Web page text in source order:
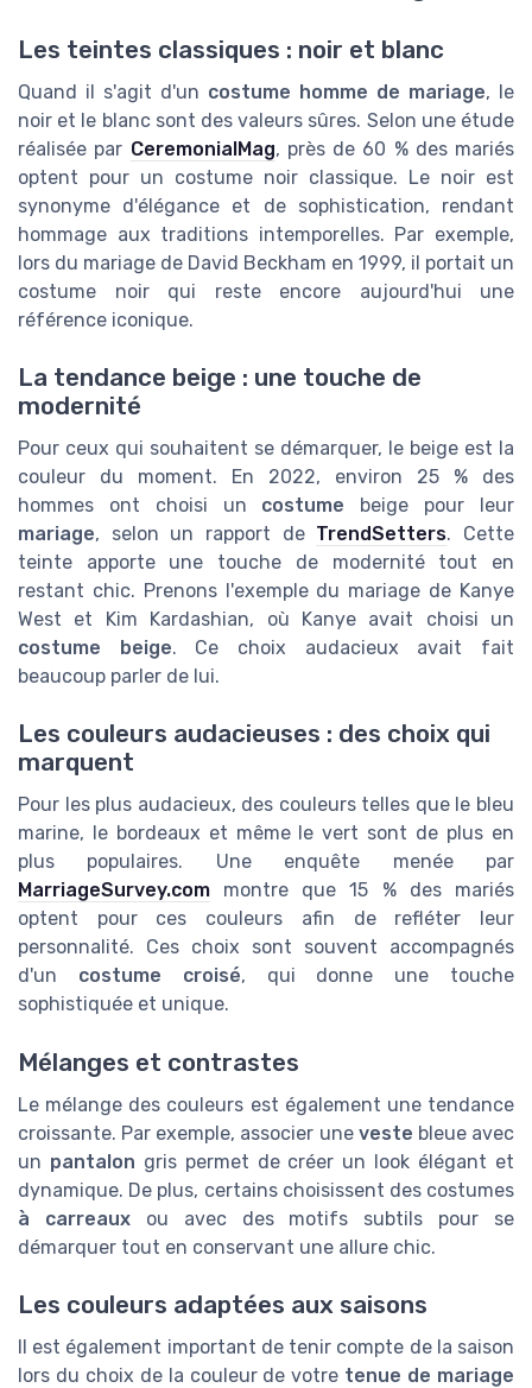
Les teintes classiques : noir et blanc
Quand il s'agit d'un costume homme de mariage, le
noir et le blanc sont des valeurs sûres. Selon une étude
réalisée par CeremonialMag, près de 60 % des mariés
optent pour un costume noir classique. Le noir est
synonyme d'élégance et de sophistication, rendant
hommage aux traditions intemporelles. Par exemple,
lors du mariage de David Beckham en 1999, il portait un
costume noir qui reste encore aujourd'hui une
référence iconique.
La tendance beige : une touche de
modernité
Pour ceux qui souhaitent se démarquer, le beige est la
couleur du moment. En 2022, environ 25 % des
hommes ont choisi un costume beige pour leur
mariage, selon un rapport de TrendSetters. Cette
teinte apporte une touche de modernité tout en
restant chic. Prenons l'exemple du mariage de Kanye
West et Kim Kardashian, où Kanye avait choisi un
costume beige. Ce choix audacieux avait fait
beaucoup parler de lui.
Les couleurs audacieuses : des choix qui
marquent
Pour les plus audacieux, des couleurs telles que le bleu
marine, le bordeaux et même le vert sont de plus en
plus populaires. Une enquête menée par
MarriageSurvey.com montre que 15 % des mariés
optent pour ces couleurs afin de refléter leur
personnalité. Ces choix sont souvent accompagnés
d'un costume croisé, qui donne une touche
sophistiquée et unique.
Mélanges et contrastes
Le mélange des couleurs est également une tendance
croissante. Par exemple, associer une veste bleue avec
un pantalon gris permet de créer un look élégant et
dynamique. De plus, certains choisissent des costumes
à carreauxou avec des motifs subtils pour se
démarquer tout en conservant une allure chic.
Les couleurs adaptées aux saisons
Il est également important de tenir compte de la saison
lors du choix de la couleur de votre tenue de mariage